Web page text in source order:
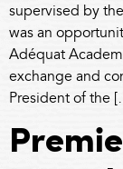
supervised by
was an
Adéquat
exchange and
President of the